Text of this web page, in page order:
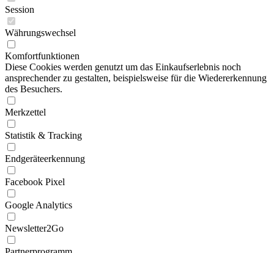
Session
Währungswechsel
Komfortfunktionen
Diese Cookies werden genutzt um das Einkaufserlebnis noch
ansprechender zu gestalten, beispielsweise für die Wiedererkennung
des Besuchers.
Merkzettel
Statistik & Tracking
Endgeräteerkennung
Facebook Pixel
Google Analytics
Newsletter2Go